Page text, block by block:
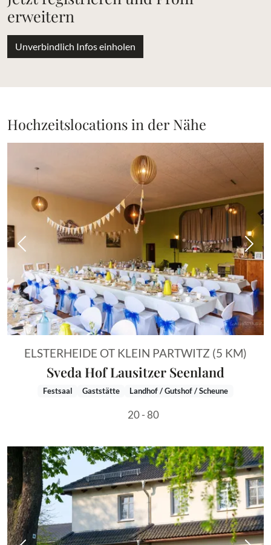
erweitern
Unverbindlich Infos einholen
Hochzeitslocations in der Nähe
Vorheriges Bild
ELSTERHEIDE OT KLEIN PARTWITZ (5 KM)
Sveda Hof Lausitzer Seenland
Festsaal Gaststätte Landhof / Gutshof / Scheune
20 - 80